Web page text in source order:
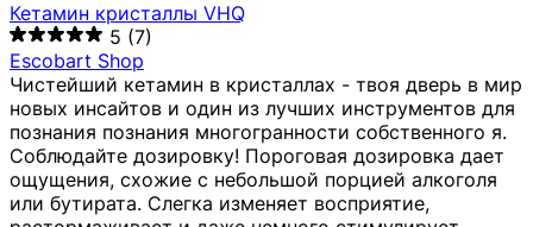
Кетамин кристаллы VHQ
5 (7)
Escobart Shop
Чистейший кетамин в кристаллах - твоя дверь в мир
новых инсайтов и один из лучших инструментов для
познания познания многогранности собственного я.
Соблюдайте дозировку! Пороговая дозировка дает
ощущения, схожие с небольшой порцией алкоголя
или бутирата. Слегка изменяет восприятие,